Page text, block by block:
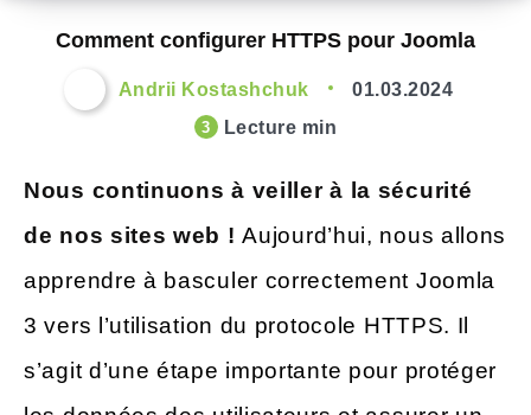
Comment configurer HTTPS pour Joomla
Andrii Kostashchuk 01.03.2024
3 Lecture min
Nous continuons à veiller à la sécurité
de nos sites web !Aujourd’hui, nous allons
apprendre à basculer correctement Joomla
3 vers l’utilisation du protocole HTTPS. Il
s’agit d’une étape importante pour protéger